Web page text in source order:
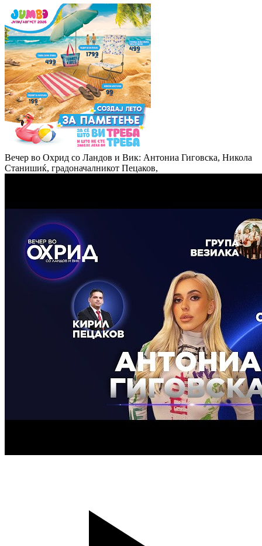
Вечер во Охрид со Ландов и Вик: Антониа Гиговска, Никола
Станишиќ, градоначалникот Пецаков,